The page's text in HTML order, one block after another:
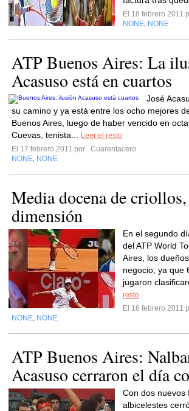
El 18 febrero 2011
NONE NONE
ATP Buenos Aires: La
Acasuso está en cuartos
José
su camino y ya está entre los ocho mejores
Buenos Aires, luego de haber vencido en
Cuevas, tenista...
Leer el resto
El 17 febrero 2011 por
Cuarentacero
NONE NONE
Media docena de
dimensión
En el segundo
del ATP World
Aires, los
negocio, ya que
jugaron
resto
El 16 febrero 2011
NONE NONE
ATP Buenos Aires:
Acasuso cerraron el día
Con dos nuevos
albicelestes